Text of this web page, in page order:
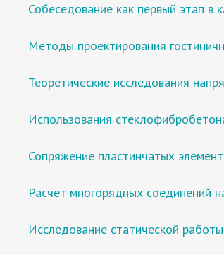
Собеседование как первый этап в
Методы проектирования
Теоретические исследования
Использования
Сопряжение пластинчатых
Расчет многорядных соединений
Исследование статической